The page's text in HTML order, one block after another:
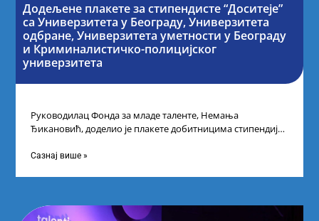
Додељене плакете за стипендисте “Доситеје”
са Универзитета у Београду, Универзитета
одбране, Универзитета уметности у Београду
и Криминалистичко-полицијског
универзитета
Руководилац Фонда за младе таленте, Немања
Ђикановић, доделио је плакете добитницима стипендије
технолошком парку
Сазнај више »